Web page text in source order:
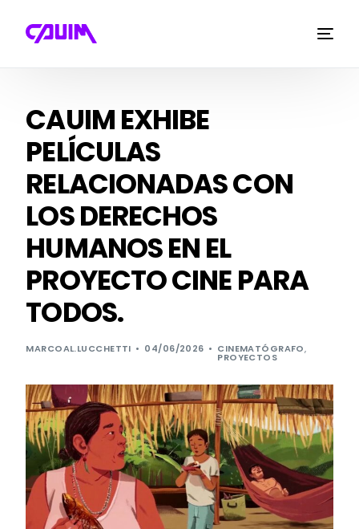
CAUIM EXHIBE
PELÍCULAS
RELACIONADAS CON
LOS DERECHOS
HUMANOS EN EL
PROYECTO CINE PARA
TODOS.
MARCOAL.LUCCHETTI 04/06/2026 CINEMATÓGRAFO,
PROYECTOS